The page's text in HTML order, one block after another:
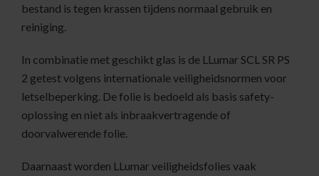
bestand is tegen krassen tijdens normaal gebruik en
reiniging.
In combinatie met geschikt glas is de LLumar SCL SR PS
2 getest volgens internationale veiligheidsnormen voor
letselbeperking. De folie is bedoeld als basis safety-
oplossing en niet als inbraakvertragende of
doorvalwerende folie.
Daarnaast worden LLumar veiligheidsfolies vaak